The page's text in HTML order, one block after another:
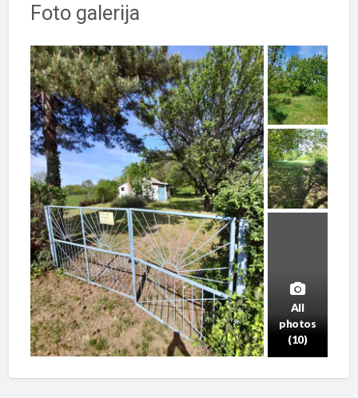
Foto galerija
All
photos
(10)